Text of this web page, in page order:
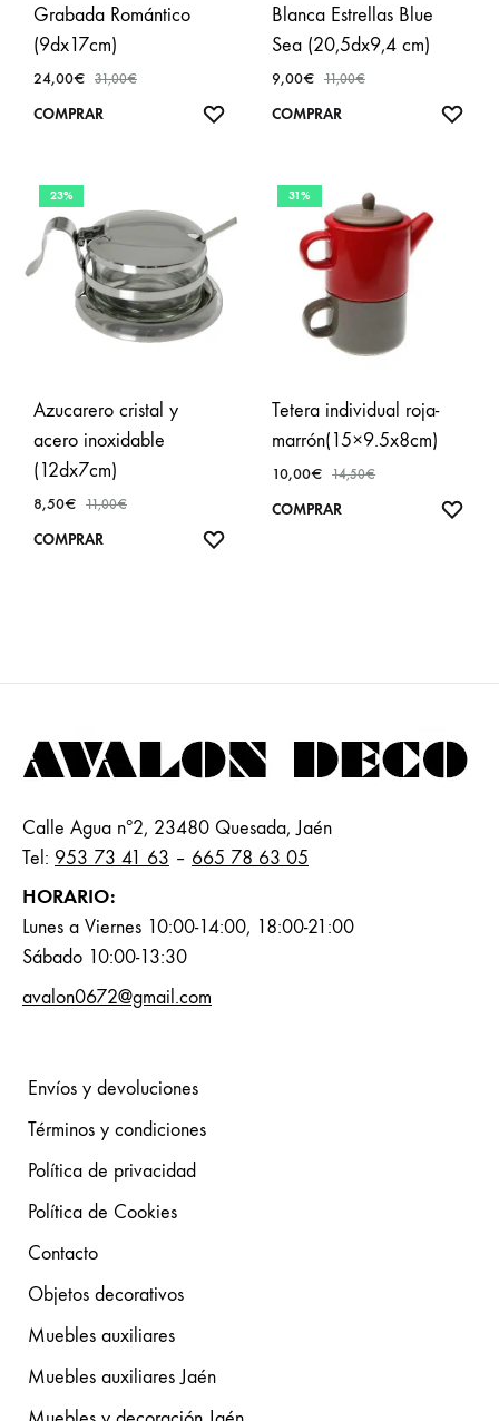
Grabada Romántico
(9dx17cm)
24,00€ 31,00€
COMPRAR
AÑADIR
Blanca Estrellas Blue
Sea (20,5dx9,4 cm)
9,00€ 11,00€
COMPRAR
23%
Azucarero cristal y
acero inoxidable
(12dx7cm)
8,50€ 11,00€
COMPRAR
31%
Tetera individual roja-
marrón(15×9.5x8cm)
10,00€ 14,50€
COMPRAR
Calle Agua nº2, 23480 Quesada, Jaén
Tel: 953 73 41 63 – 665 78 63 05
HORARIO:
Lunes a Viernes 10:00-14:00, 18:00-21:00
Sábado 10:00-13:30
avalon0672@gmail.com
Envíos y devoluciones
Términos y condiciones
Política de privacidad
Política de Cookies
Contacto
Objetos decorativos
Muebles auxiliares
Muebles auxiliares Jaén